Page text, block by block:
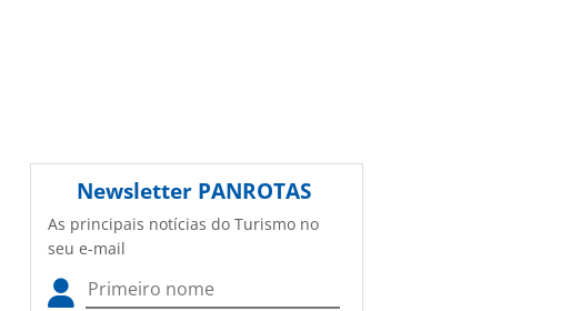
Newsletter PANROTAS
As principais notícias do Turismo no
seu e-mail